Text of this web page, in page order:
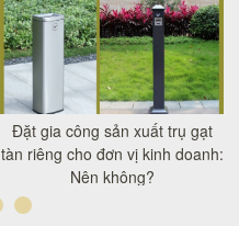
Đặt gia công sản xuất trụ gạt
tàn riêng cho đơn vị kinh doanh:
Nên không?